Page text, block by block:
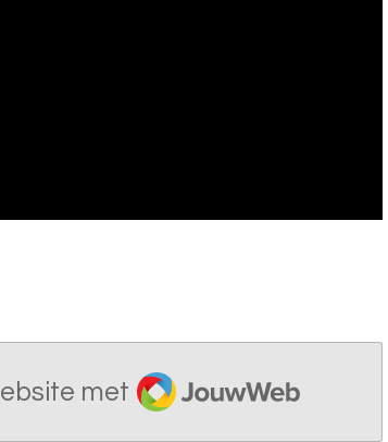
met
JouwWeb